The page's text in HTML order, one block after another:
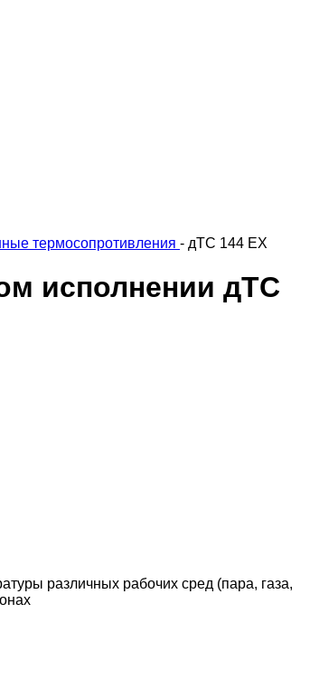
термосопротивления - дТС 144 EX
исполнении дТС
различных рабочих сред (пара, газа,